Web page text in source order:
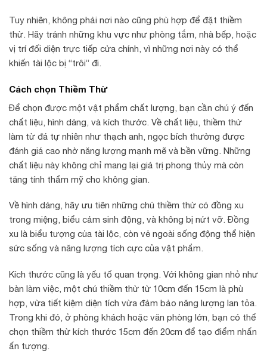
Tuy nhiên, không phải nơi nào cũng phù hợp để đặt thiềm
thừ. Hãy tránh những khu vực như phòng tắm, nhà bếp, hoặc
vị trí đối diện trực tiếp cửa chính, vì những nơi này có thể
khiến tài lộc bị “trôi” đi.
Cách chọn Thiềm Thừ
Để chọn được một vật phẩm chất lượng, bạn cần chú ý đến
chất liệu, hình dáng, và kích thước. Về chất liệu, thiềm thừ
làm từ đá tự nhiên như thạch anh, ngọc bích thường được
đánh giá cao nhờ năng lượng mạnh mẽ và bền vững. Những
chất liệu này không chỉ mang lại giá trị phong thủy mà còn
tăng tính thẩm mỹ cho không gian.
Về hình dáng, hãy ưu tiên những chú thiềm thừ có đồng xu
trong miệng, biểu cảm sinh động, và không bị nứt vỡ. Đồng
xu là biểu tượng của tài lộc, còn vẻ ngoài sống động thể hiện
sức sống và năng lượng tích cực của vật phẩm.
Kích thước cũng là yếu tố quan trọng. Với không gian nhỏ như
bàn làm việc, một chú thiềm thừ từ 10cm đến 15cm là phù
hợp, vừa tiết kiệm diện tích vừa đảm bảo năng lượng lan tỏa.
Trong khi đó, ở phòng khách hoặc văn phòng lớn, bạn có thể
chọn thiềm thừ kích thước 15cm đến 20cm để tạo điểm nhấn
ấn tượng.